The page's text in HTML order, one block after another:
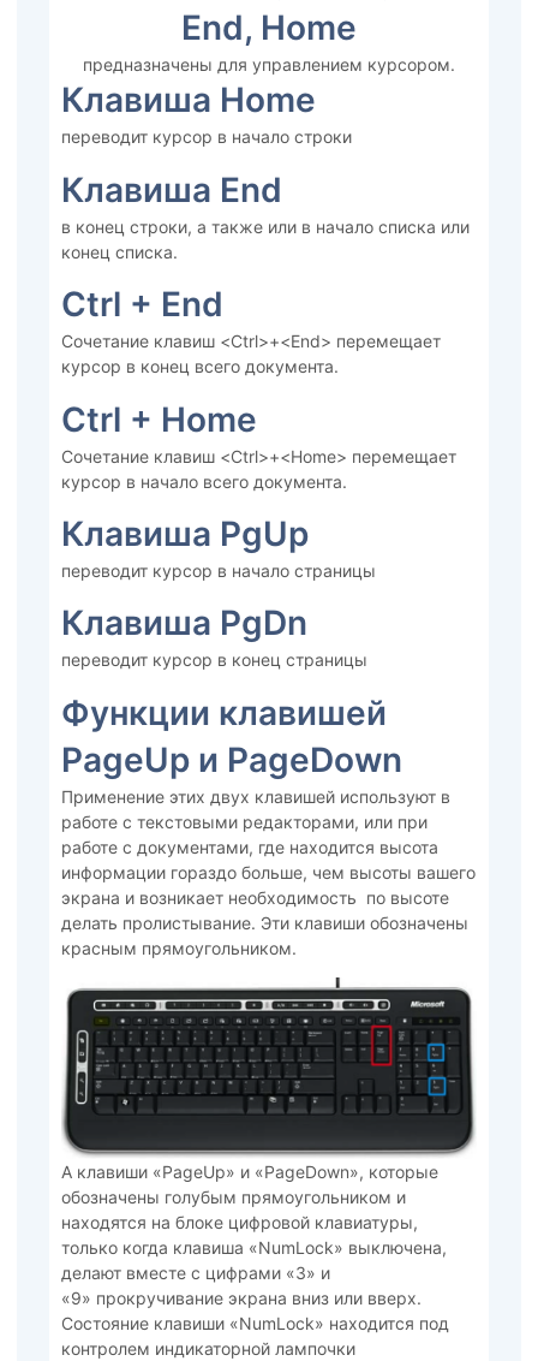
End, Home
предназначены для управлением курсором.
Клавиша Home
переводит курсор в начало строки
Клавиша End
в конец строки, а также или в начало списка или
конец списка.
Ctrl + End
Сочетание клавиш <Ctrl>+<End> перемещает
курсор в конец всего документа.
Ctrl + Home
Сочетание клавиш <Ctrl>+<Home> перемещает
курсор в начало всего документа.
Клавиша PgUp
переводит курсор в начало страницы
Клавиша PgDn
переводит курсор в конец страницы
Функции клавишей
PageUp и PageDown
Применение этих двух клавишей используют в
работе с текстовыми редакторами, или при
работе с документами, где находится высота
информации гораздо больше, чем высоты вашего
экрана и возникает необходимость по высоте
делать пролистывание. Эти клавиши обозначены
красным прямоугольником.
А клавиши «PageUp» и «PageDown», которые
обозначены голубым прямоугольником и
находятся на блоке цифровой клавиатуры,
только когда клавиша «NumLock» выключена,
делают вместе с цифрами «3» и
«9» прокручивание экрана вниз или вверх.
Состояние клавиши «NumLock» находится под
контролем индикаторной лампочки